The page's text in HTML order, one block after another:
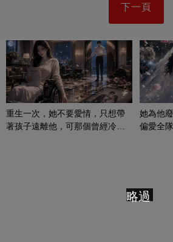
下一頁
重生一次，她不要愛情，只想帶
著孩子遠離他，可那個曾經冷漠
她為他
偏愛全
略過